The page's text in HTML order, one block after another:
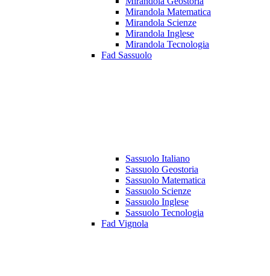
Mirandola Matematica
Mirandola Scienze
Mirandola Inglese
Mirandola Tecnologia
Fad Sassuolo
Sassuolo Italiano
Sassuolo Geostoria
Sassuolo Matematica
Sassuolo Scienze
Sassuolo Inglese
Sassuolo Tecnologia
Fad Vignola